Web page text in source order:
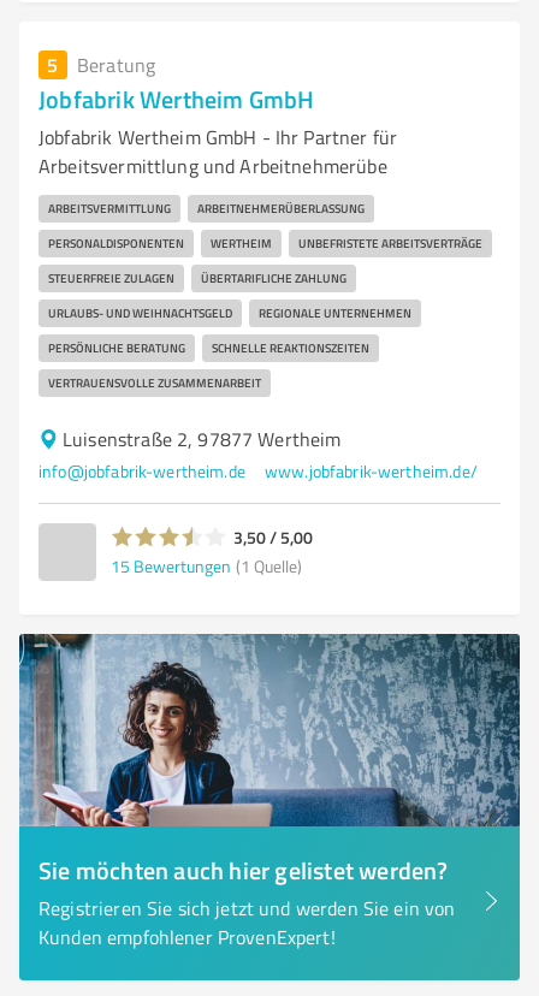
5 Beratung
Jobfabrik Wertheim GmbH
Jobfabrik Wertheim GmbH - Ihr Partner für
Arbeitsvermittlung und Arbeitnehmerübe
ARBEITSVERMITTLUNG ARBEITNEHMERÜBERLASSUNG
PERSONALDISPONENTEN WERTHEIM UNBEFRISTETE ARBEITSVERTRÄGE
STEUERFREIE ZULAGEN ÜBERTARIFLICHE ZAHLUNG
URLAUBS- UND WEIHNACHTSGELD REGIONALE UNTERNEHMEN
PERSÖNLICHE BERATUNG SCHNELLE REAKTIONSZEITEN
VERTRAUENSVOLLE ZUSAMMENARBEIT
Luisenstraße 2, 97877 Wertheim
info@jobfabrik-wertheim.de www.jobfabrik-wertheim.de/
3,50 / 5,00
15 Bewertungen (1 Quelle)
Sie möchten auch hier gelistet werden?
Registrieren Sie sich jetzt und werden Sie ein von
Kunden empfohlener ProvenExpert!